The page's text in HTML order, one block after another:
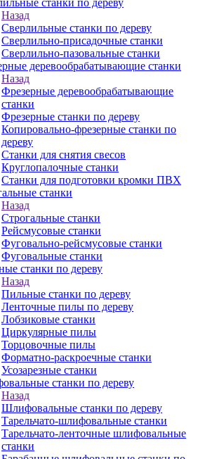
станки по дереву
Назад
Сверлильные станки по дереву
Сверлильно-присадочные станки
Сверлильно-пазовальные станки
деревообрабатывающие станки
Назад
Фрезерные деревообрабатывающие
станки
Фрезерные станки по дереву
Копировально-фрезерные станки по
дереву
Станки для снятия свесов
Круглопалочные станки
Станки для подготовки кромки ПВХ
станки
Назад
Строгальные станки
Рейсмусовые станки
Фуговально-рейсмусовые станки
Фуговальные станки
станки по дереву
Назад
Пильные станки по дереву
Ленточные пилы по дереву
Лобзиковые станки
Циркулярные пилы
Торцовочные пилы
Форматно-раскроечные станки
Усозарезные станки
станки по дереву
Назад
Шлифовальные станки по дереву
Тарельчато-шлифовальные станки
Тарельчато-ленточные шлифовальные
станки